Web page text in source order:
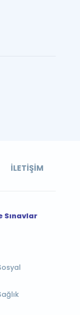
İLETIŞIM
Sınavlar